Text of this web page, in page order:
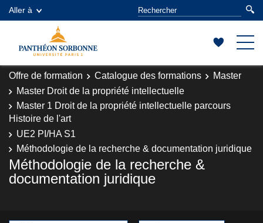
Aller à
Offre de formation Catalogue des formations
Master
Master Droit de la propriété intellectuelle
Master 1 Droit de la propriété intellectuelle parcours
Histoire de l'art
UE2 PI/HA S1
Méthodologie de la recherche & documentation juridique
Méthodologie de la recherche &
documentation juridique